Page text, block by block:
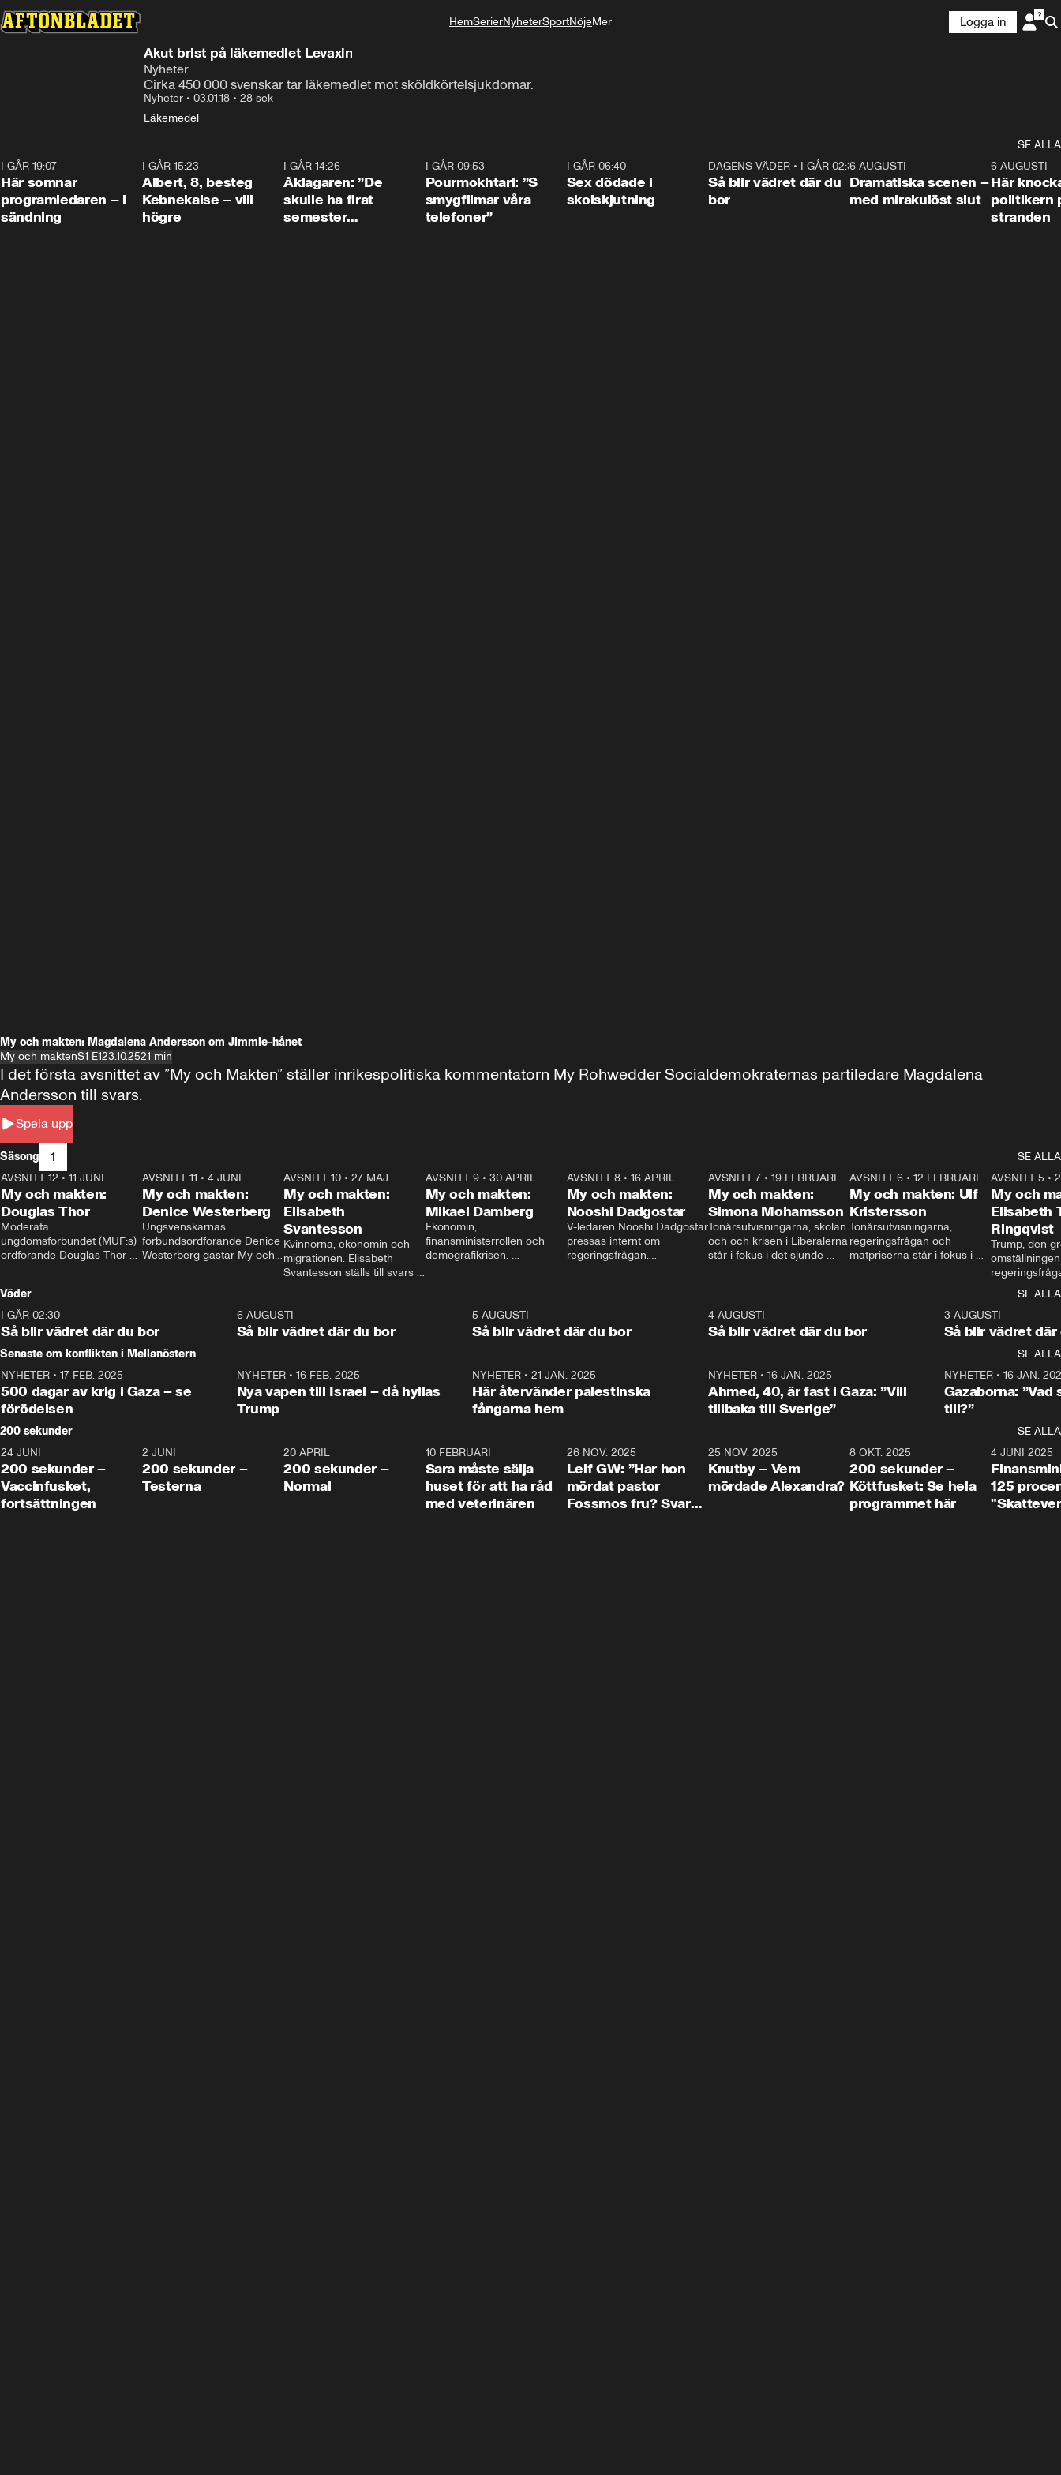
HemSerierNyheterSportNöjeMer
Logga in
Akut brist på läkemedlet Levaxin
Nyheter
Cirka 450 000 svenskar tar läkemedlet mot sköldkörtelsjukdomar.
Nyheter • 03.01.18 • 28 sek
Läkemedel
SE ALLA
I GÅR 19:07
Här somnar
programledaren – i
sändning
I GÅR 15:23
Albert, 8, besteg
Kebnekaise – vill
högre
I GÅR 14:26
Åklagaren: ”De
skulle ha firat
semester
I GÅR 09:53
Pourmokhtari: ”S
smygfilmar våra
telefoner”
I GÅR 06:40
Sex dödade i
skolskjutning
1:06
DAGENS VÄDER• I GÅR 02:30
Så blir vädret där du
bor
0:42
6 AUGUSTI
Dramatiska scenen –
med mirakulöst slut
6 AUGUSTI
Här
politikern
stranden
My och makten: Magdalena Andersson om Jimmie-hånet
My och maktenS1 E123.10.2521 min
Spela upp
I det första avsnittet av ”My och Makten” ställer inrikespolitiska kommentatorn My Rohwedder Socialdemokraternas partiledare Magdalena
Andersson till svars.
Säsong 1
SE ALLA
26:27
AVSNITT 12 • 11 JUNI
My och makten:
Douglas Thor
Moderata
ungdomsförbundet (MUF:s)
ordförande Douglas Thor
tonårsutvisningarna och hur
Moderaterna ska locka
väljare till valet i höst.
23:40
AVSNITT 11 •4 JUNI
My och makten:
Denice Westerberg
Ungsvenskarnas
förbundsordförande Denice
Westerberg gästar My och
AVSNITT 10 •27 MAJ
My och makten:
Elisabeth
Svantesson
Kvinnorna, ekonomin och
migrationen. Elisabeth
Svantesson ställs till svars
AVSNITT 9• 30 APRIL
My och makten:
Mikael Damberg
Ekonomin,
finansministerrollen och
demografikrisen.
och Makten.
AVSNITT 8• 16 APRIL
My och makten:
Nooshi Dadgostar
V-ledaren Nooshi Dadgostar
pressas internt om
regeringsfrågan.
– Vi ställer upp i val. Ska vi
vara med så sitter vi förstås
24:30
AVSNITT 7• 19 FEBRUARI
My och makten:
Simona Mohamsson
Tonårsutvisningarna, skolan
och och krisen i Liberalerna
står i fokus i det sjunde
kommentator My
Rohwedder ställer
utbildnings- och
Mohamsson till svars.
27:30
AVSNITT 6 •12 FEBRUARI
My och makten: Ulf
Kristersson
Tonårsutvisningarna,
regeringsfrågan och
matpriserna står i fokus i
Rohwedder ställer
statsminister Ulf Kristersson
AVSNITT 5 •
My och
Elisabeth
Ringqvist
Trump, den
centrum i
avsnittet av
Makten”. Se
Aftonbladets
Rohwedder
Thand Ring
Väder
SE ALLA
I GÅR 02:30
Så blir vädret där du bor
1:06
6 AUGUSTI
Så blir vädret där du bor
5 AUGUSTI
Så blir vädret där du bor
4 AUGUSTI
Så blir vädret där du bor
3 AUGUSTI
Så blir vädret där
Senaste om konflikten i Mellanöstern
SE ALLA
NYHETER • 17 FEB. 2025
500 dagar av krig i Gaza – se
förödelsen
NYHETER• 16 FEB. 2025
Nya vapen till Israel – då hyllas
Trump
NYHETER •21 JAN. 2025
Här återvänder palestinska
fångarna hem
NYHETER• 16 JAN. 2025
Ahmed, 40, är fast i Gaza: ”Vill
tillbaka till Sverige”
NYHETER• 16 JAN.
Gazaborna:
till?”
200 sekunder
SE ALLA
5:00
24 JUNI
200 sekunder –
Vaccinfusket,
fortsättningen
4:23
2 JUNI
200 sekunder –
Testerna
20 APRIL
200 sekunder –
Normal
10 FEBRUARI
Sara måste sälja
huset för att ha råd
med veterinären
26 NOV. 2025
Leif GW: ”Har hon
mördat pastor
Fossmos fru? Svar
31:05
25 NOV. 2025
Knutby – Vem
mördade Alexandra?
4:29
8 OKT. 2025
200 sekunder –
Köttfusket: Se hela
programmet här
4 JUNI 2025
125